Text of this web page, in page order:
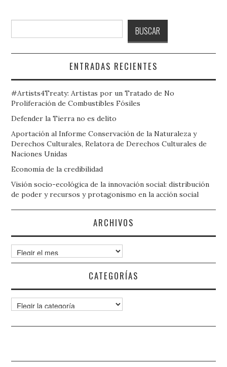
BUSCAR
ENTRADAS RECIENTES
#Artists4Treaty: Artistas por un Tratado de No
Proliferación de Combustibles Fósiles
Defender la Tierra no es delito
Aportación al Informe Conservación de la Naturaleza y
Derechos Culturales, Relatora de Derechos Culturales de
Naciones Unidas
Economía de la credibilidad
Visión socio-ecológica de la innovación social: distribución
de poder y recursos y protagonismo en la acción social
ARCHIVOS
Archivos
CATEGORÍAS
Categorías